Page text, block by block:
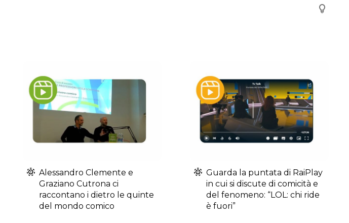
Alessandro Clemente e
Graziano Cutrona ci
raccontano i dietro le quinte
del mondo comico
Guarda la puntata di RaiPlay
in cui si discute di comicità e
del fenomeno: “LOL: chi ride
è fuori”